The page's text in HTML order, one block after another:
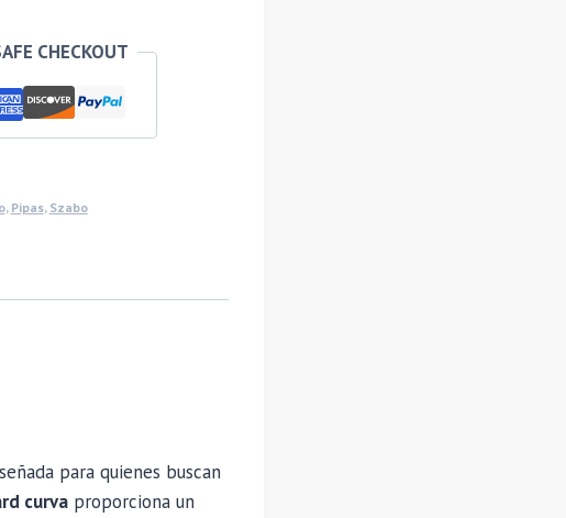
CHECKOUT
, Pipas, Szabo
para quienes buscan
curva proporciona un